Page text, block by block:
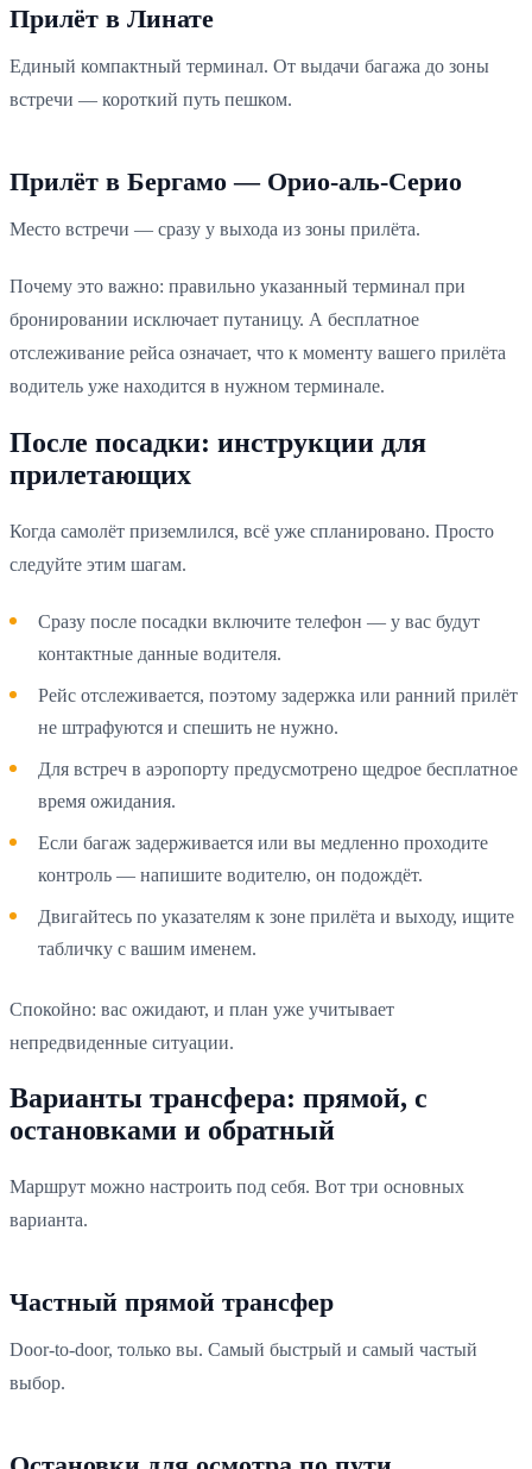
Прилёт в Линате
Единый компактный терминал. От выдачи багажа до зоны
встречи — короткий путь пешком.
Прилёт в Бергамо — Орио-аль-Серио
Место встречи — сразу у выхода из зоны прилёта.
Почему это важно: правильно указанный терминал при
бронировании исключает путаницу. А бесплатное
отслеживание рейса означает, что к моменту вашего прилёта
водитель уже находится в нужном терминале.
После посадки: инструкции для
прилетающих
Когда самолёт приземлился, всё уже спланировано. Просто
следуйте этим шагам.
Сразу после посадки включите телефон — у вас будут
контактные данные водителя.
Рейс отслеживается, поэтому задержка или ранний прилёт
не штрафуются и спешить не нужно.
Для встреч в аэропорту предусмотрено щедрое бесплатное
время ожидания.
Если багаж задерживается или вы медленно проходите
контроль — напишите водителю, он подождёт.
Двигайтесь по указателям к зоне прилёта и выходу, ищите
табличку с вашим именем.
Спокойно: вас ожидают, и план уже учитывает
непредвиденные ситуации.
Варианты трансфера: прямой, с
остановками и обратный
Маршрут можно настроить под себя. Вот три основных
варианта.
Частный прямой трансфер
Door-to-door, только вы. Самый быстрый и самый частый
выбор.